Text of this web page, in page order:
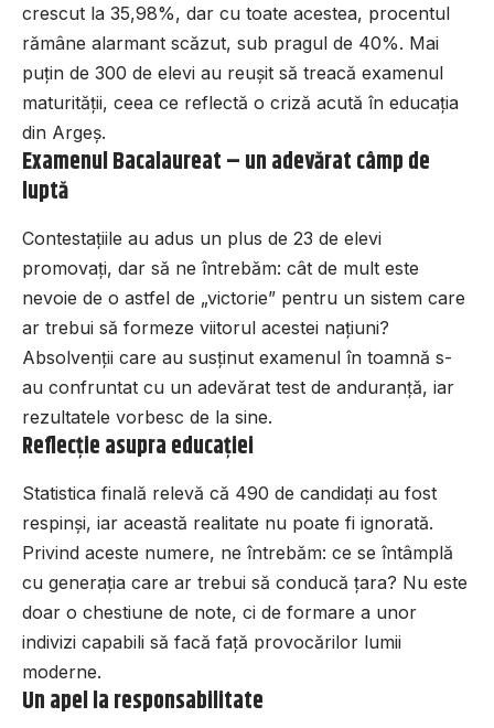
crescut la 35,98%, dar cu toate acestea, procentul
rămâne alarmant scăzut, sub pragul de 40%. Mai
puțin de 300 de elevi au reușit să treacă examenul
maturității, ceea ce reflectă o criză acută în educația
din Argeș.
Examenul Bacalaureat – un adevărat câmp de
luptă
Contestațiile au adus un plus de 23 de elevi
promovați, dar să ne întrebăm: cât de mult este
nevoie de o astfel de „victorie” pentru un sistem care
ar trebui să formeze viitorul acestei națiuni?
Absolvenții care au susținut examenul în toamnă s-
au confruntat cu un adevărat test de anduranță, iar
rezultatele vorbesc de la sine.
Reflecție asupra educației
Statistica finală relevă că 490 de candidați au fost
respinși, iar această realitate nu poate fi ignorată.
Privind aceste numere, ne întrebăm: ce se întâmplă
cu generația care ar trebui să conducă țara? Nu este
doar o chestiune de note, ci de formare a unor
indivizi capabili să facă față provocărilor lumii
moderne.
Un apel la responsabilitate